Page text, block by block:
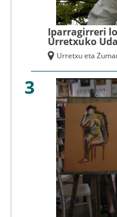
Iparragirreri
Urretxuko
Urretxu eta
3